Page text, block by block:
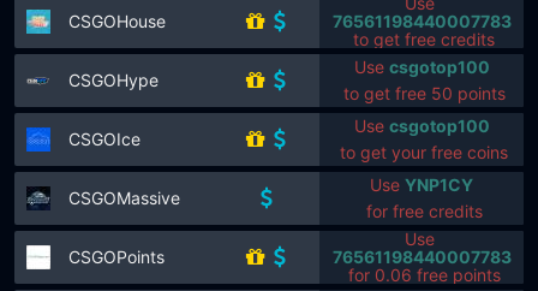
earnings
CSGOHouse
76561198440007783
to get free credits
CSGOHype
Use csgotop100
to get free 50 points
CSGOIce
Use csgotop100
to get your free coins
CSGOMassive
UseYNP1CY
for free credits
CSGOPoints
Use
76561198440007783
for 0.06 free points